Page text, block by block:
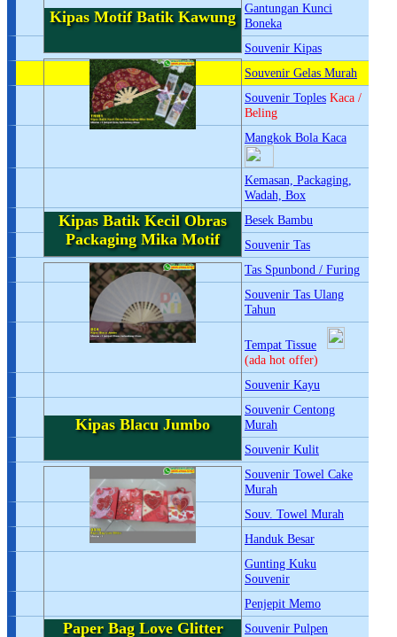
Kipas Motif Batik Kawung
Kipas Batik Kecil Obras
Packaging Mika Motif
Kipas Blacu Jumbo
Paper Bag Love Glitter
Gantungan Kunci
Boneka
Souvenir Kipas
Souvenir Gelas Murah
Souvenir Toples Kaca /
Beling
Mangkok Bola Kaca
Kemasan, Packaging,
Wadah, Box
Besek Bambu
Souvenir Tas
Tas Spunbond / Furing
Souvenir Tas Ulang
Tahun
Tempat Tissue
(ada hot offer)
Souvenir Kayu
Souvenir Centong
Murah
Souvenir Kulit
Souvenir Towel Cake
Murah
Souv. Towel Murah
Handuk Besar
Gunting Kuku
Souvenir
Penjepit Memo
Souvenir Pulpen